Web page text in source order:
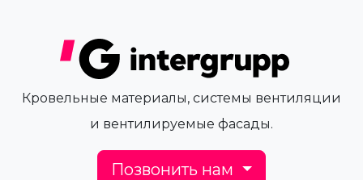
Кровельные материалы, системы вентиляции
и вентилируемые фасады.
Позвонить нам